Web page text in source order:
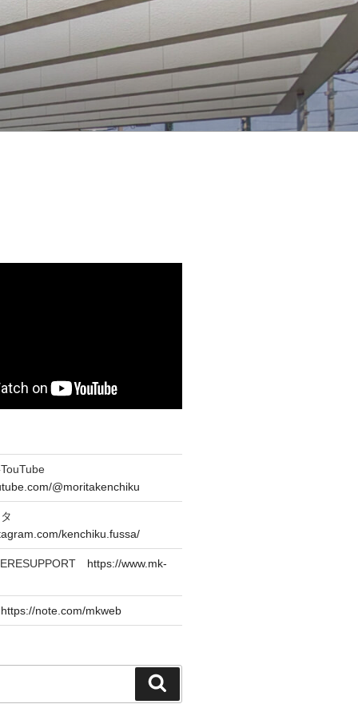
TouTube
@moritakenchiku
タ
kenchiku.fussa/
https://www.mk-
https://note.com/mkweb
索